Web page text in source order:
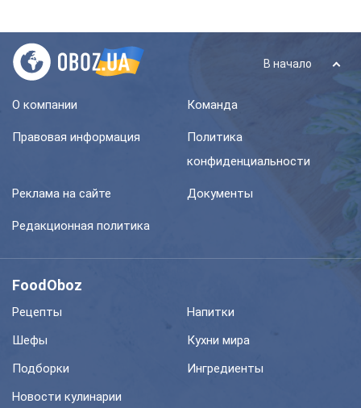
В начало
О компании Команда
Правовая информация
Политика
конфиденциальности
Реклама на сайте Документы
Редакционная политика
FoodOboz
Рецепты
Напитки
Шефы
Кухни мира
Подборки
Ингредиенты
Новости кулинарии